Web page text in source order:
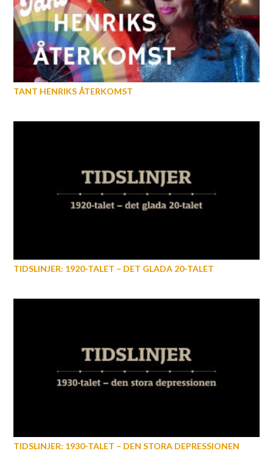
TANT HENRIKS ÅTERKOMST
TIDSLINJER: 1920-TALET – DET GLADA 20-TALET
TIDSLINJER: 1930-TALET – DEN STORA DEPRESSIONEN